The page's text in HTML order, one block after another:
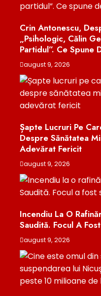
Crin Antonescu,
„Psihologic, Călin
Partidul”. Ce Spune
august 9, 2026
Șapte Lucruri Pe
Despre Sănătatea
Adevărat Fericit
august 9, 2026
Incendiu La O
Saudită. Focul A
august 9, 2026